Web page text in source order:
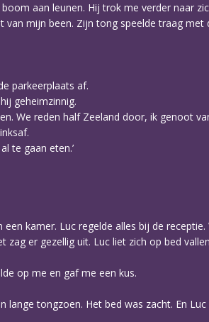
aan leunen. Hij trok me verder naar
mijn been. Zijn tong speelde traag
parkeerplaats af.
geheimzinnig.
We reden half Zeeland door, ik genoot
te gaan eten.’
kamer. Luc regelde alles bij de
er gezellig uit. Luc liet zich op bed
op me en gaf me een kus.
lange tongzoen. Het bed was zacht. En Luc